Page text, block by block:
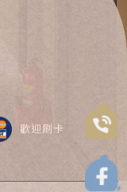
歡迎刷卡